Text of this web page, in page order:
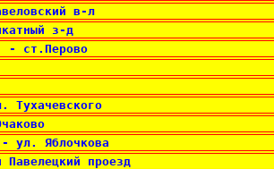
в-л
з-д
- ст.Перово
Тухачевского
ул. Яблочкова
проезд